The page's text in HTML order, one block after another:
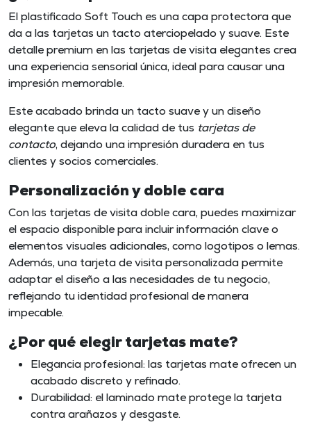
El plastificado Soft Touch es una capa protectora que
da a las tarjetas un tacto aterciopelado y suave. Este
detalle premium en las tarjetas de visita elegantes crea
una experiencia sensorial única, ideal para causar una
impresión memorable.
Este acabado brinda un tacto suave y un diseño
elegante que eleva la calidad de tus tarjetas de
contacto, dejando una impresión duradera en tus
clientes y socios comerciales.
Personalización y doble cara
Con las tarjetas de visita doble cara, puedes maximizar
el espacio disponible para incluir información clave o
elementos visuales adicionales, como logotipos o lemas.
Además, una tarjeta de visita personalizada permite
adaptar el diseño a las necesidades de tu negocio,
reflejando tu identidad profesional de manera
impecable.
¿Por qué elegir tarjetas mate?
Elegancia profesional: las tarjetas mate ofrecen un
acabado discreto y refinado.
Durabilidad: el laminado mate protege la tarjeta
contra arañazos y desgaste.